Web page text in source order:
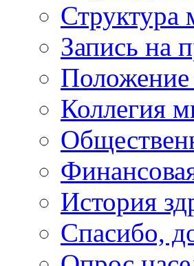
Структура
Запись на
Коллегия
История
Спасибо,